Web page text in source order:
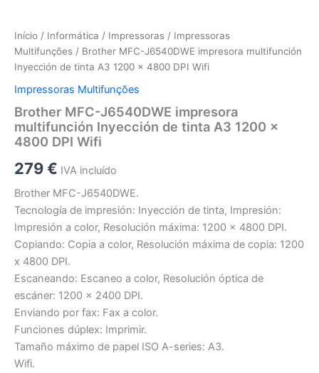
Início / Informática / Impressoras / Impressoras
Multifunções / Brother MFC-J6540DWE impresora multifunción
Inyección de tinta A3 1200 x 4800 DPI Wifi
Impressoras Multifunções
Brother MFC-J6540DWE impresora
multifunción Inyección de tinta A3 1200 x
4800 DPI Wifi
279€ IVA incluído
Brother MFC-J6540DWE.
Tecnología de impresión: Inyección de tinta, Impresión:
Impresión a color, Resolución máxima: 1200 x 4800 DPI.
Copiando: Copia a color, Resolución máxima de copia: 1200
x 4800 DPI.
Escaneando: Escaneo a color, Resolución óptica de
escáner: 1200 x 2400 DPI.
Enviando por fax: Fax a color.
Funciones dúplex: Imprimir.
Tamaño máximo de papel ISO A-series: A3.
Wifi.